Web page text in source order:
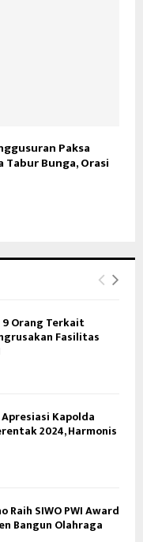
Paksa
Tabur Bunga, Orasi
9 Orang Terkait
Fasilitas
Kapolda
2024, Harmonis
Raih SIWO PWI Award
Bangun Olahraga